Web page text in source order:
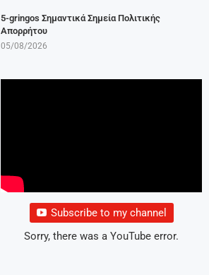
5-gringos Σημαντικά Σημεία Πολιτικής
Απορρήτου
05/08/2026
Subscribe to my channel
Sorry, there was a YouTube error.